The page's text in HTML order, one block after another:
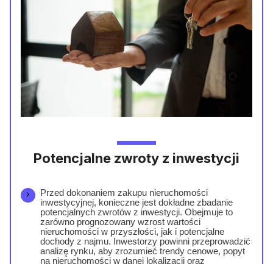
Potencjalne zwroty z inwestycji
Przed dokonaniem zakupu nieruchomości
inwestycyjnej, konieczne jest dokładne zbadanie
potencjalnych zwrotów z inwestycji. Obejmuje to
zarówno prognozowany wzrost wartości
nieruchomości w przyszłości, jak i potencjalne
dochody z najmu. Inwestorzy powinni przeprowadzić
analizę rynku, aby zrozumieć trendy cenowe, popyt
na nieruchomości w danej lokalizacji oraz